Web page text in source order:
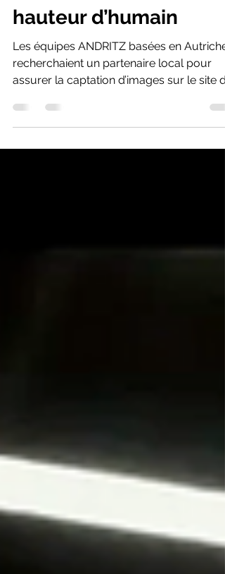
Filmer l’industrie à
hauteur d’humain
Les équipes ANDRITZ basées en Autriche
recherchaient un partenaire local pour
assurer la captation d’images sur le site